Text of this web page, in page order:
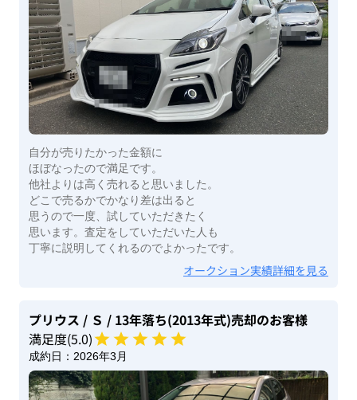
自分が売りたかった金額に
ほぼなったので満足です。
他社よりは高く売れると思いました。
どこで売るかでかなり差は出ると
思うので一度、試していただきたく
思います。査定をしていただいた人も
丁寧に説明してくれるのでよかったです。
オークション実績詳細を見る
プリウス / Ｓ / 13年落ち(2013年式)売却のお客様
満足度(5.0)
成約日： 2026年3月